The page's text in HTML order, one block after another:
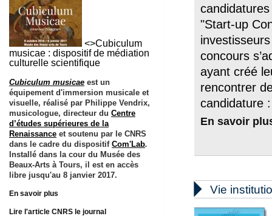
<>Cubiculum
musicae : dispositif de médiation
culturelle scientifique
Cubiculum musicae est un
équipement d'immersion musicale et
visuelle, réalisé par Philippe Vendrix,
musicologue, directeur du Centre
d’études supérieures de la
Renaissance et soutenu par le CNRS
dans le cadre du dispositif Com'Lab.
Installé dans la cour du Musée des
Beaux-Arts à Tours, il est en accès
libre jusqu'au 8 janvier 2017.
En savoir plus
Lire l'article CNRS le journal
"Start-up
concours
ayant créé
rencontrer
candidature :
En savoir
 Vie